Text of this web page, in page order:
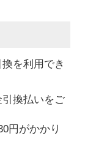
を利用でき
換払いをご
円がかかり